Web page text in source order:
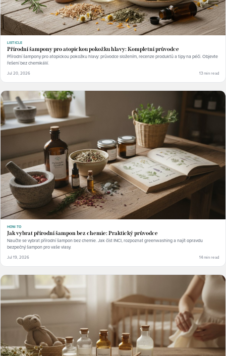
LISTICLE
Přírodní šampony pro atopickou pokožku hlavy: Kompletní průvodce
Přírodní šampony pro atopickou pokožku hlavy: průvodce složením, recenze produktů a tipy na péči. Objevte
řešení bez chemikálií.
Jul 20, 2026 13 min read
HOW-TO
Jak vybrat přírodní šampon bez chemie: Praktický průvodce
Naučte se vybrat přírodní šampon bez chemie. Jak číst INCI, rozpoznat greenwashing a najít opravdu
bezpečný šampon pro vaše vlasy.
Jul 19, 2026 14 min read